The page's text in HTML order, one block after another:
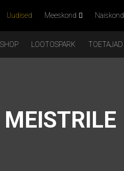
Uudised Meeskond Naiskond
SHOP LOOTOSPARK TOETAJAD